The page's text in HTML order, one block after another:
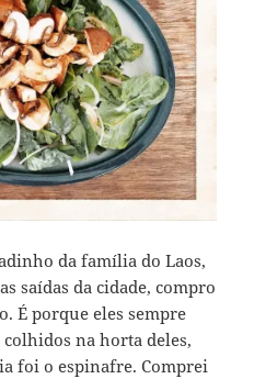
da família do Laos,
saídas da cidade, compro
É porque eles sempre
na horta deles,
foi o espinafre. Comprei